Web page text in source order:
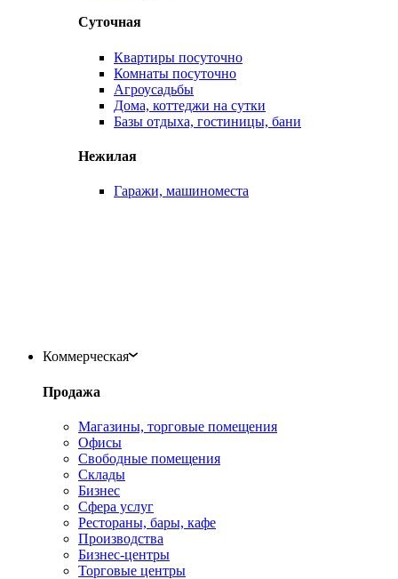
Суточная
Квартиры посуточно
Комнаты посуточно
Агроусадьбы
Дома, коттеджи на сутки
Базы отдыха, гостиницы, бани
Нежилая
Гаражи, машиноместа
Коммерческая
Продажа
Магазины, торговые помещения
Офисы
Свободные помещения
Склады
Бизнес
Сфера услуг
Рестораны, бары, кафе
Производства
Бизнес-центры
Торговые центры